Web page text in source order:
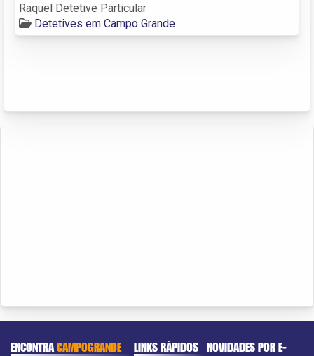
Raquel Detetive Particular
Detetives em Campo Grande
ENCONTRACAMPOGRANDE LINKS RÁPIDOS NOVIDADES POR E-